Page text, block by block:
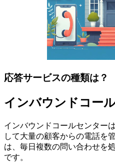
応答サービスの種類は？
インバウンドコー
インバウンドコールセンター
して大量の顧客からの電話を
は、毎日複数の問い合わせを
です。